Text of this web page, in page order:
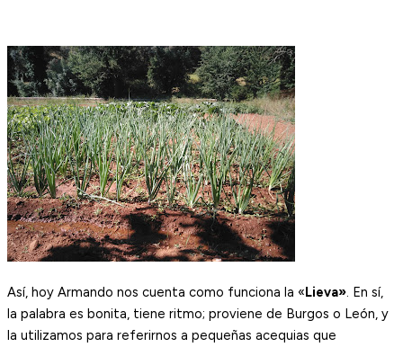
Así, hoy Armando nos cuenta como funciona la «Lieva» . En sí,
la palabra es bonita, tiene ritmo; proviene de Burgos o León, y
la utilizamos para referirnos a pequeñas acequias que